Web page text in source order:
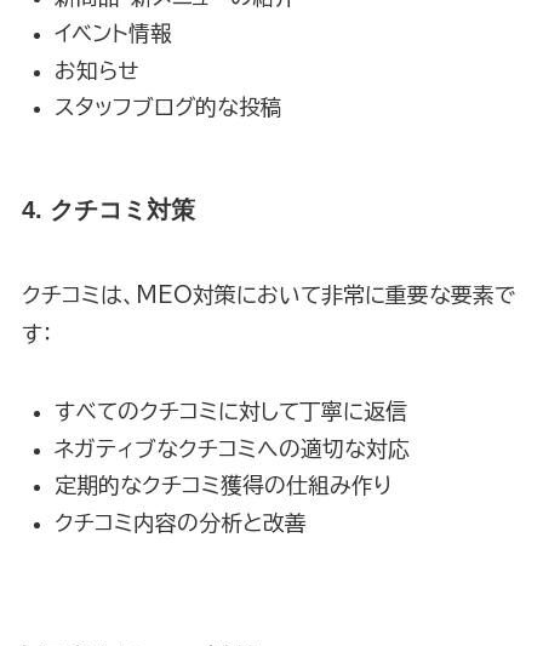
イベント情報
お知らせ
スタッフブログ的な投稿
4. クチコミ対策
クチコミは、MEO対策において非常に重要な要素で
す：
すべてのクチコミに対して丁寧に返信
ネガティブなクチコミへの適切な対応
定期的なクチコミ獲得の仕組み作り
クチコミ内容の分析と改善